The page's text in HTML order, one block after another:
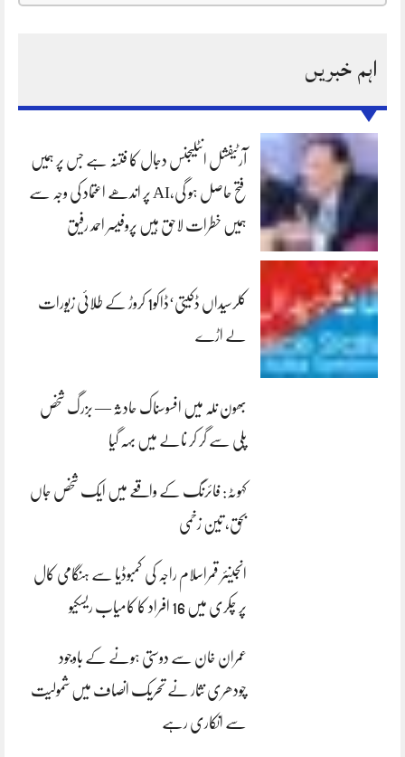
اہم خبریں
آرٹیفشل انٹلیجنس دجال کا فتنہ ہے جس پر ہمیں
فتح حاصل ہو گی،AI پر اندھے اعتماد کی وجہ سے
ہمیں خطرات لاحق ہیں پروفیسر احمد رفیق
کلرسیداں ڈکیتی‘ڈاکو1 کروڑ کے طلائی زیورات
لے اڑے
بھون نلہ میں افسوسناک حادثہ — بزرگ شخص
پلی سے گر کر نالے میں بہہ گیا
کہوٹہ: فائرنگ کے واقعے میں ایک شخص جاں
بحق، تین زخمی
انجینئر قمراسلام راجہ کی کمبوڈیا سے ہنگامی کال
پر چکری میں 16 افراد کا کامیاب ریسکیو
عمران خان سے دوستی ہونے کے باوجود
چودھری نثار نے تحریک انصاف میں شمولیت
سے انکاری رہے